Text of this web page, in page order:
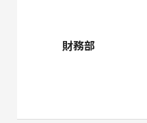
財務部